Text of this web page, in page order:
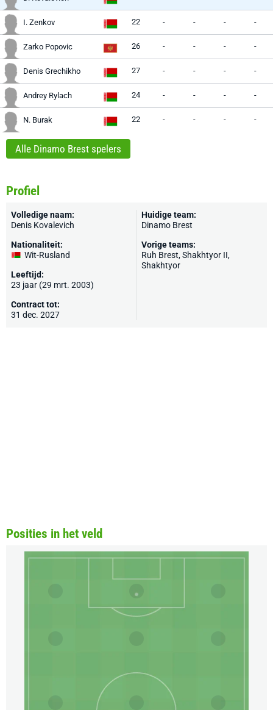
I. Zenkov 22 - - - -
Zarko Popovic 26 - - - -
Denis Grechikho 27 - - - -
Andrey Rylach 24 - - - -
N. Burak 22 - - - -
Alle Dinamo Brest spelers
Profiel
Volledige naam:
Denis Kovalevich
Nationaliteit:
Wit-Rusland
Leeftijd:
23 jaar (29 mrt. 2003)
Contract tot:
31 dec. 2027
Huidige team:
Dinamo Brest
Vorige teams:
Ruh Brest, Shakhtyor II,
Shakhtyor
Posities in het veld